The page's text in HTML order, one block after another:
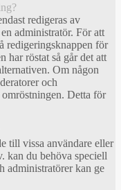
redigeras av
administratör. För att
redigeringsknappen för
har röstat så går det att
Om någon
och
Detta för
till vissa användare eller
kan du behöva speciell
administratörer kan ge